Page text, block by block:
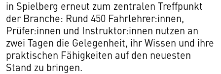
in Spielberg erneut zum zentralen Treffpunkt
der Branche: Rund 450 Fahrlehrer:innen,
Prüfer:innen und Instruktor:innen nutzen an
zwei Tagen die Gelegenheit, ihr Wissen und ihre
praktischen Fähigkeiten auf den neuesten
Stand zu bringen.